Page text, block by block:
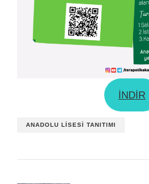
İNDİR
ANADOLU LISESI TANITIMI